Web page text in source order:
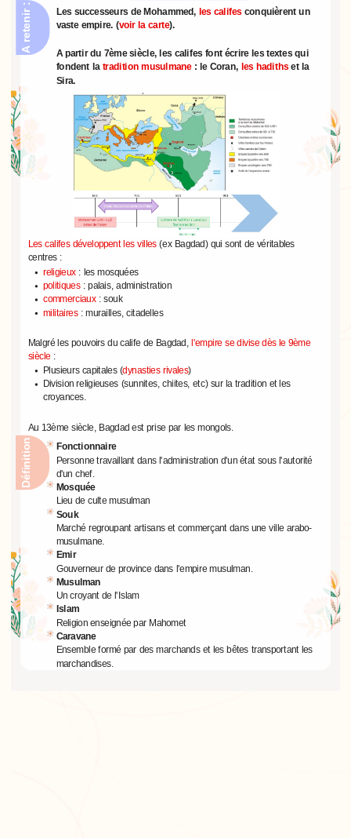
A retenir : Les successeurs de Mohammed, les califes conquièrent un
vaste empire. (voir la carte).
A partir du 7ème siècle, les califes font écrire les textes qui
fondent la tradition musulmane: le Coran, les hadithset la
Sira.
Les califes développent les villes (ex Bagdad) qui sont de véritables
centres :
religieux : les mosquées
politiques : palais, administration
commerciaux : souk
militaires : murailles, citadelles
Malgré les pouvoirs du calife de Bagdad, l'empire se divise dès le 9ème
siècle :
Plusieurs capitales (dynasties rivales)
Division religieuses (sunnites, chiites, etc) sur la tradition et les
croyances.
Au 13ème siècle, Bagdad est prise par les mongols.
Définition
Fonctionnaire
Personne travaillant dans l'administration d'un état sous l'autorité
d'un chef.
Mosquée
Lieu de culte musulman
Souk
Marché regroupant artisans et commerçant dans une ville arabo-
musulmane.
Emir
Gouverneur de province dans l'empire musulman.
Musulman
Un croyant de l'Islam
Islam
Religion enseignée par Mahomet
Caravane
Ensemble formé par des marchands et les bêtes transportant les
marchandises.